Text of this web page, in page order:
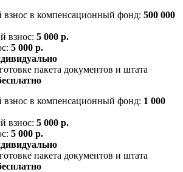
в компенсационный фонд: 500 000
взнос: 5 000 р.
5 000 р.
пакета документов и штата
в компенсационный фонд: 1 000
взнос: 5 000 р.
5 000 р.
пакета документов и штата